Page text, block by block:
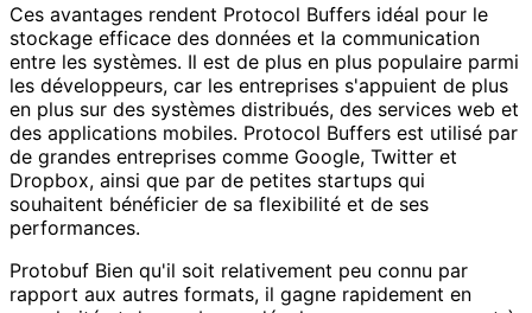
Ces avantages rendent Protocol Buffers idéal pour le
stockage efficace des données et la communication
entre les systèmes. Il est de plus en plus populaire parmi
les développeurs, car les entreprises s'appuient de plus
en plus sur des systèmes distribués, des services web et
des applications mobiles. Protocol Buffers est utilisé par
de grandes entreprises comme Google, Twitter et
Dropbox, ainsi que par de petites startups qui
souhaitent bénéficier de sa flexibilité et de ses
performances.
Protobuf Bien qu'il soit relativement peu connu par
rapport aux autres formats, il gagne rapidement en